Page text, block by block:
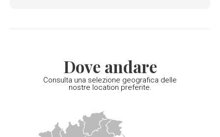
Dove andare
Consulta una selezione geografica delle
nostre location preferite.